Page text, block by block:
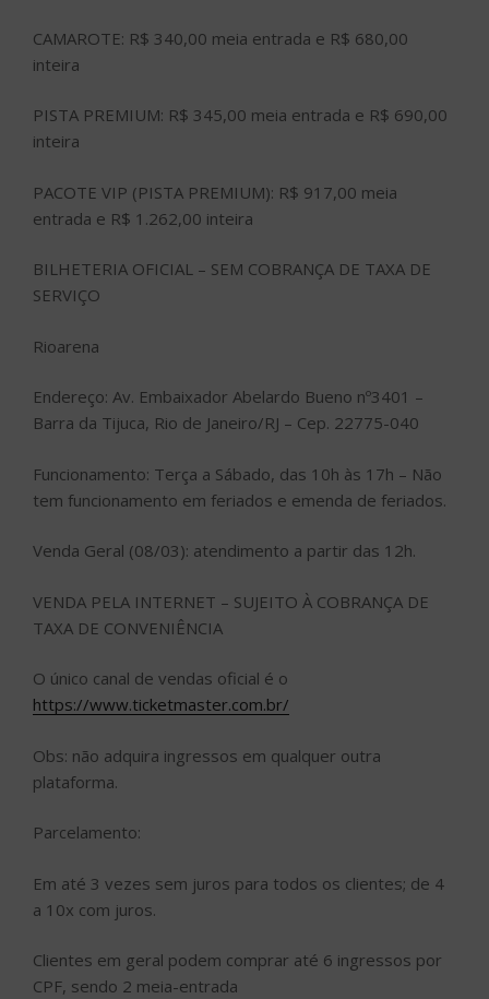
CAMAROTE: R$ 340,00 meia entrada e R$ 680,00
inteira
PISTA PREMIUM: R$ 345,00 meia entrada e R$ 690,00
inteira
PACOTE VIP (PISTA PREMIUM): R$ 917,00 meia
entrada e R$ 1.262,00 inteira
BILHETERIA OFICIAL – SEM COBRANÇA DE TAXA DE
SERVIÇO
Rioarena
Endereço: Av. Embaixador Abelardo Bueno nº3401 –
Barra da Tijuca, Rio de Janeiro/RJ – Cep. 22775-040
Funcionamento: Terça a Sábado, das 10h às 17h – Não
tem funcionamento em feriados e emenda de feriados.
Venda Geral (08/03): atendimento a partir das 12h.
VENDA PELA INTERNET – SUJEITO À COBRANÇA DE
TAXA DE CONVENIÊNCIA
O único canal de vendas oficial é o
https://www.ticketmaster.com.br/
Obs: não adquira ingressos em qualquer outra
plataforma.
Parcelamento:
Em até 3 vezes sem juros para todos os clientes; de 4
a 10x com juros.
Clientes em geral podem comprar até 6 ingressos por
CPF, sendo 2 meia-entrada